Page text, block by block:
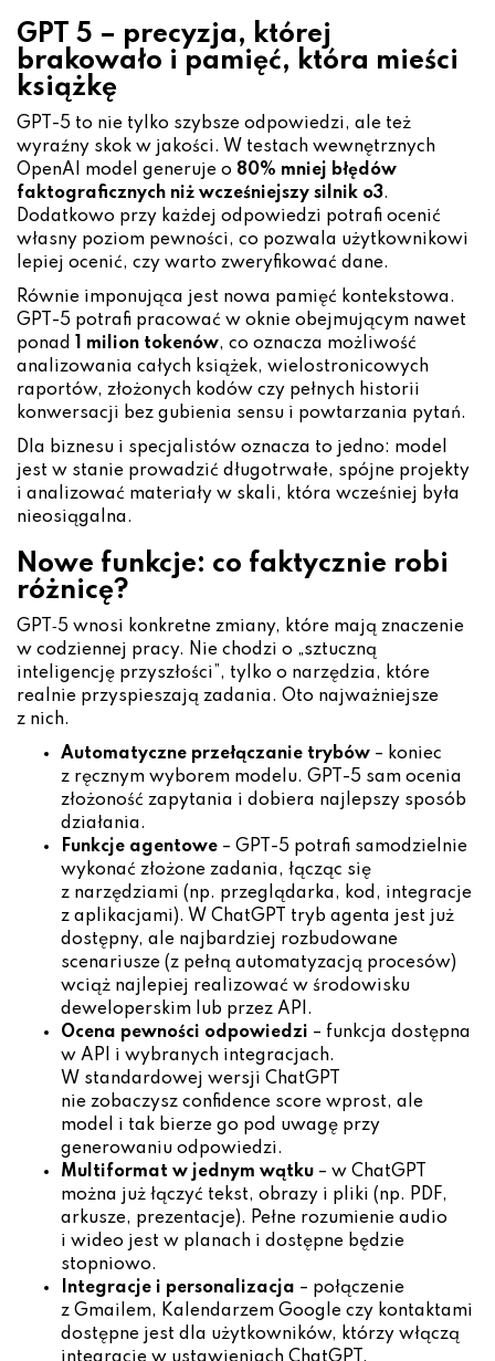
GPT 5 – precyzja, której
brakowało i pamięć, która mieści
książkę
GPT-5 to nie tylko szybsze odpowiedzi, ale też
wyraźny skok w jakości. W testach wewnętrznych
OpenAI model generuje o 80% mniej błędów
faktograficznych niż wcześniejszy silnik o3.
Dodatkowo przy każdej odpowiedzi potrafi ocenić
własny poziom pewności, co pozwala użytkownikowi
lepiej ocenić, czy warto zweryfikować dane.
Równie imponująca jest nowa pamięć kontekstowa.
GPT-5 potrafi pracować w oknie obejmującym nawet
ponad
1 milion tokenów, co oznacza możliwość
analizowania całych książek, wielostronicowych
raportów, złożonych kodów czy pełnych historii
konwersacji bez gubienia sensu i powtarzania pytań.
Dla biznesu i specjalistów oznacza to jedno: model
jest w stanie prowadzić długotrwałe, spójne projekty
i analizować materiały w skali, która wcześniej była
nieosiągalna.
Nowe funkcje: co faktycznie robi
różnicę?
GPT‑5 wnosi konkretne zmiany, które mają znaczenie
w codziennej pracy. Nie chodzi o „sztuczną
inteligencję przyszłości”, tylko o narzędzia, które
realnie przyspieszają zadania. Oto najważniejsze
z nich.
Automatyczne przełączanie trybów – koniec
z ręcznym wyborem modelu. GPT-5 sam ocenia
złożoność zapytania i dobiera najlepszy sposób
działania.
Funkcje agentowe – GPT-5 potrafi samodzielnie
wykonać złożone zadania, łącząc się
z narzędziami (np. przeglądarka, kod, integracje
z aplikacjami). W ChatGPT tryb agenta jest już
dostępny, ale najbardziej rozbudowane
scenariusze (z pełną automatyzacją procesów)
wciąż najlepiej realizować w środowisku
deweloperskim lub przez API.
Ocena pewności odpowiedzi – funkcja dostępna
w API i wybranych integracjach.
W standardowej wersji ChatGPT
nie zobaczysz confidence score wprost, ale
model i tak bierze go pod uwagę przy
generowaniu odpowiedzi.
Multiformat w jednym wątku – w ChatGPT
można już łączyć tekst, obrazy i pliki (np. PDF,
arkusze, prezentacje). Pełne rozumienie audio
i wideo jest w planach i dostępne będzie
stopniowo.
Integracje i personalizacja – połączenie
z Gmailem, Kalendarzem Google czy kontaktami
dostępne jest dla użytkowników, którzy włączą
integracje w ustawieniach ChatGPT.